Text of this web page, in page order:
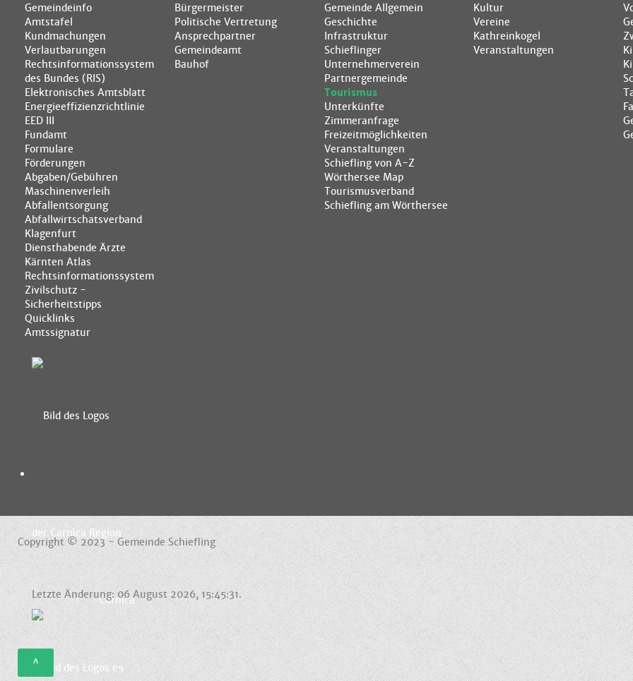
Gemeindeinfo
Amtstafel
Kundmachungen
Verlautbarungen
Rechtsinformationssystem
des Bundes (RIS)
Elektronisches Amtsblatt
Energieeffizienzrichtlinie
EED III
Fundamt
Formulare
Förderungen
Abgaben/Gebühren
Maschinenverleih
Abfallentsorgung
Abfallwirtschatsverband
Klagenfurt
Diensthabende Ärzte
Kärnten Atlas
Rechtsinformationssystem
Zivilschutz -
Sicherheitstipps
Quicklinks
Amtssignatur
Bürgermeister
Politische Vertretung
Ansprechpartner
Gemeindeamt
Bauhof
Gemeinde Allgemein
Geschichte
Infrastruktur
Schieflinger
Unternehmerverein
Partnergemeinde
Tourismus
Unterkünfte
Zimmeranfrage
Freizeitmöglichkeiten
Veranstaltungen
Schiefling von A-Z
Wörthersee Map
Tourismusverband
Schiefling am Wörthersee
Kultur
Vereine
Kathreinkogel
Veranstaltungen
Carnica
Copyright © 2023 - Gemeinde Schiefling
Letzte Änderung: 06 August 2026, 15:45:31.
^